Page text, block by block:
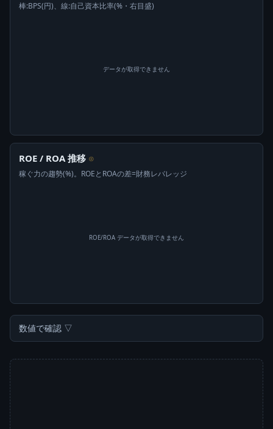
棒:BPS(円)、線:自己資本比率(%・右目盛)
データが取得できません
ROE / ROA 推移 ⊙
稼ぐ力の趨勢(%)。ROEとROAの差=財務レバレッジ
ROE/ROA データが取得できません
数値で確認 ▽